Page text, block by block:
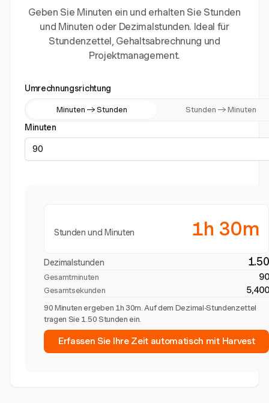
Geben Sie Minuten ein und erhalten Sie Stunden
und Minuten oder Dezimalstunden. Ideal für
Stundenzettel, Gehaltsabrechnung und
Projektmanagement.
Umrechnungsrichtung
Minuten → Stunden Stunden → Minuten
Minuten
Stunden und Minuten 1h 30m
Dezimalstunden 1.50
Gesamtminuten 90
Gesamtsekunden 5,400
90 Minuten ergeben 1h 30m. Auf dem Dezimal-Stundenzettel
tragen Sie 1.50 Stunden ein.
Erfassen Sie Ihre Zeit automatisch mit Harvest